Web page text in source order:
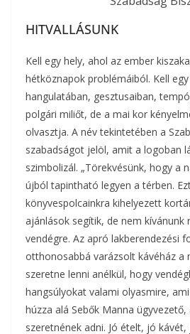
HITVALLÁSUNK
Kell egy hely, ahol az ember
hétköznapok problémáiból. Kell
hangulatában, gesztusaiban,
polgári miliőt, de a mai kor
olvasztja. A név tekintetében a
szabadságot jelöl, amit a logoban
szimbolizál. „Törekvésünk, hogy a
újból tapintható legyen a térben.
könyvespolcainkra kihelyezett
ajánlások segítik, de nem kívánunk
vendégre. Az apró lakberendezési
otthonosabbá varázsolt kávéház a
szeretne lenni anélkül, hogy
hangsúlyokat valami olyasmire,
húzza alá Sebők Manna
szeretnének adni. Jó ételt, jó